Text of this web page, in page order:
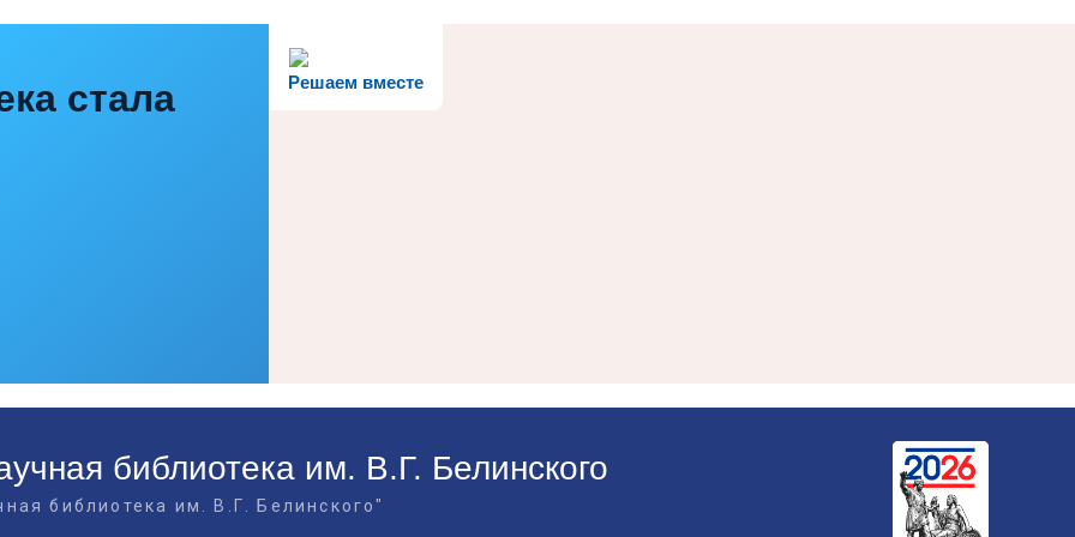
Решаем вместе
стала
библиотека им. В.Г. Белинского
библиотека им. В.Г. Белинского"